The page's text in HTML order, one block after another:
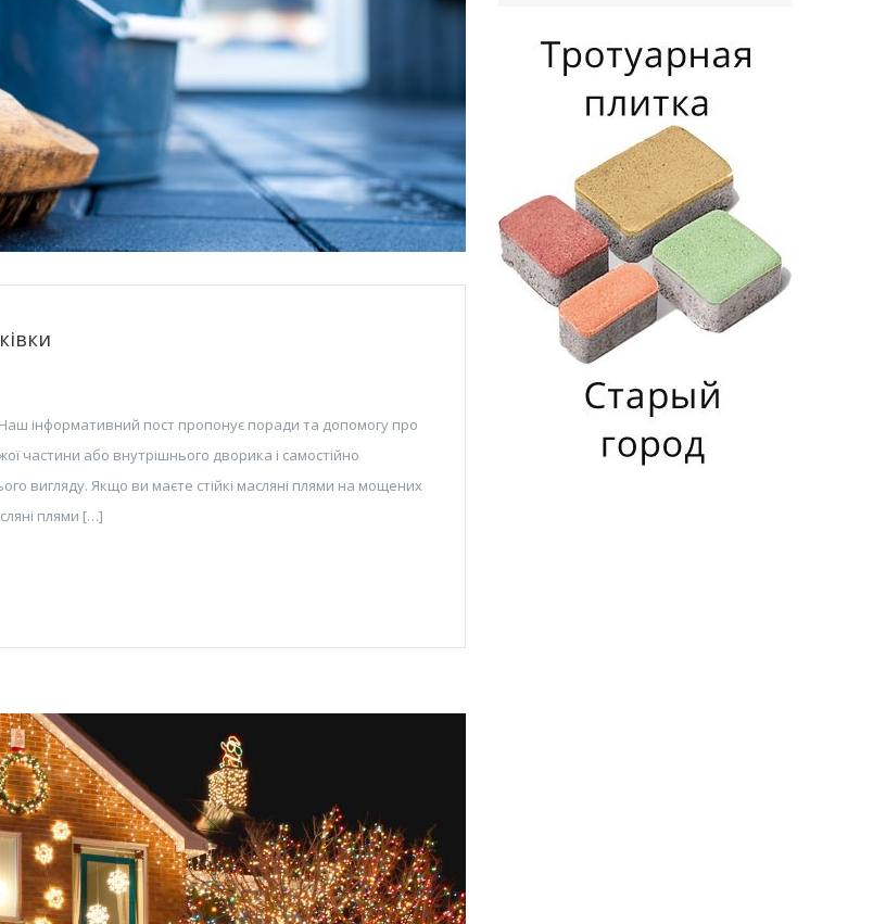
інформативний пост пропонує поради та допомогу про
частини або внутрішнього дворика і самостійно
вигляду. Якщо ви маєте стійкі масляні плями на мощених
плями […]